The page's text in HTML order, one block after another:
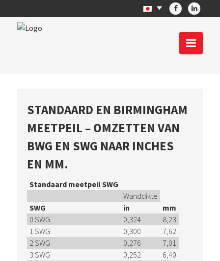
STANDAARD EN BIRMINGHAM
MEETPEIL – OMZETTEN VAN
BWG EN SWG NAAR INCHES
EN MM.
Standaard meetpeil SWG
Wanddikte
SWG
in
mm
0 SWG
0,324
8,23
1 SWG
0,300
7,62
2 SWG
0,276
7,01
3 SWG
0,252
6,40